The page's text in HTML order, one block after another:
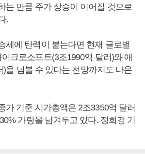
는 만큼 주가 상승이 이어질 것으로
.
세에 탄력이 붙는다면 현재 글로벌
크로소프트(3조1990억 달러)와 애
)을 넘볼 수 있다는 전망까지도 나온
가 기준 시가총액은 2조3350억 달러
가량을 남겨두고 있다. 정희경 기